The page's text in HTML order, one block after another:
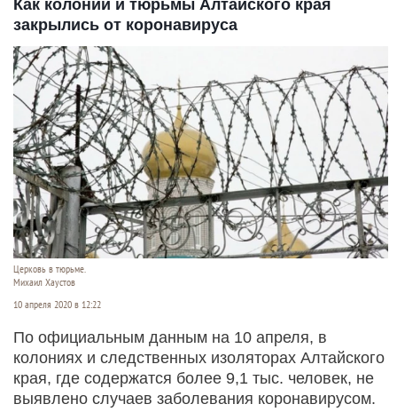
Как колонии и тюрьмы Алтайского края
закрылись от коронавируса
Церковь в тюрьме.
Михаил Хаустов
10 апреля 2020 в 12:22
По официальным данным на 10 апреля, в
колониях и следственных изоляторах Алтайского
края, где содержатся более 9,1 тыс. человек, не
выявлено случаев заболевания коронавирусом.